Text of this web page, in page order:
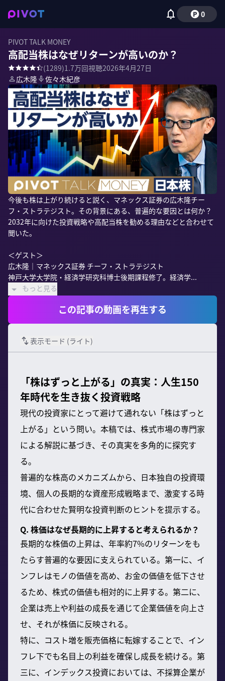
0
PIVOT TALK MONEY
高配当株はなぜリターンが高いのか？
(1289)1.7万回視聴2026年4月27日
広木隆
佐々木紀彦
今後も株は上がり続けると説く、マネックス証券の広木隆チー
フ・ストラテジスト。その背景にある、普遍的な要因とは何か？
2032年に向けた投資戦略や高配当株を勧める理由などと合わせて
聞いた。
＜ゲスト＞
広木隆｜マネックス証券 チーフ・ストラテジスト
神戸大学大学院・経済学研究科博士後期課程修了。経済学...
もっと見る
この記事の動画を再生する
表示モード (ライト)
「株はずっと上がる」の真実：人生150
年時代を生き抜く投資戦略
現代の投資家にとって避けて通れない「株はずっと
上がる」という問い。本稿では、株式市場の専門家
による解説に基づき、その真実を多角的に探究す
る。
普遍的な株高のメカニズムから、日本独自の投資環
境、個人の長期的な資産形成戦略まで、激変する時
代に合わせた賢明な投資判断のヒントを提示する。
Q. 株価はなぜ長期的に上昇すると考えられるか？
長期的な株価の上昇は、年率約7%のリターンをも
たらす普遍的な要因に支えられている。第一に、イ
ンフレはモノの価値を高め、お金の価値を低下させ
るため、株式の価値も相対的に上昇する。第二に、
企業は売上や利益の成長を通じて企業価値を向上さ
せ、それが株価に反映される。
特に、コスト増を販売価格に転嫁することで、イン
フレ下でも名目上の利益を確保し成長を続ける。第
三に、インデックス投資においては、不採算企業が